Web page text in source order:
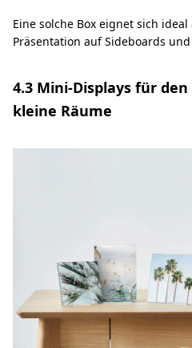
Eine solche Box eignet sich
Präsentation auf Sideboards
4.3 Mini-Displays für
kleine Räume